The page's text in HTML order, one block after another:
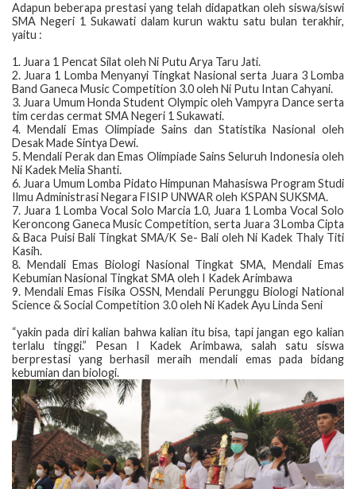
​Adapun beberapa prestasi yang telah didapatkan oleh siswa/siswi
SMA Negeri 1 Sukawati dalam kurun waktu satu bulan terakhir,
yaitu :
1. Juara 1 Pencat Silat oleh Ni Putu Arya Taru Jati.
2. Juara 1 Lomba Menyanyi Tingkat Nasional serta Juara 3 Lomba
Band Ganeca Music Competition 3.0 oleh Ni Putu Intan Cahyani.
3. Juara Umum Honda Student Olympic oleh Vampyra Dance serta
tim cerdas cermat SMA Negeri 1 Sukawati.
4. Mendali Emas Olimpiade Sains dan Statistika Nasional oleh
Desak Made Sintya Dewi.
5. Mendali Perak dan Emas Olimpiade Sains Seluruh Indonesia oleh
Ni Kadek Melia Shanti.
6. Juara Umum Lomba Pidato Himpunan Mahasiswa Program Studi
Ilmu Administrasi Negara FISIP UNWAR oleh KSPAN SUKSMA.
7. Juara 1 Lomba Vocal Solo Marcia 1.0, Juara 1 Lomba Vocal Solo
Keroncong Ganeca Music Competition, serta Juara 3 Lomba Cipta
& Baca Puisi Bali Tingkat SMA/K Se- Bali oleh Ni Kadek Thaly Titi
Kasih.
8. Mendali Emas Biologi Nasional Tingkat SMA, Mendali Emas
Kebumian Nasional Tingkat SMA oleh I Kadek Arimbawa
9. Mendali Emas Fisika OSSN, Mendali Perunggu Biologi National
Science & Social Competition 3.0 oleh Ni Kadek Ayu Linda Seni
​“yakin pada diri kalian bahwa kalian itu bisa, tapi jangan ego kalian
terlalu tinggi.” Pesan I Kadek Arimbawa, salah satu siswa
berprestasi yang berhasil meraih mendali emas pada bidang
kebumian dan biologi.